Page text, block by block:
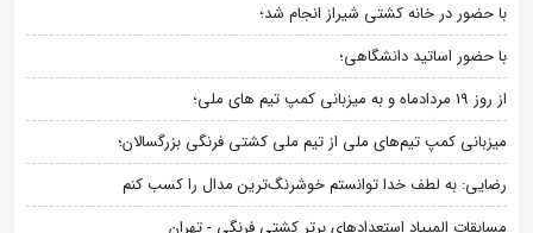
با حضور در خانه کشتی شیراز انجام شد؛
با حضور اساتید دانشگاهی؛
از روز 19 مردادماه و به میزبانی کمپ تیم های ملی؛
میزبانی کمپ تیم‌های ملی از تیم ملی کشتی فرنگی بزرگسالان؛
رضایی: به لطف خدا توانستم خوشرنگ‌ترین مدال را کسب کنم
مسابقات المپیاد استعدادهای برتر کشتی فرنگی - تهران